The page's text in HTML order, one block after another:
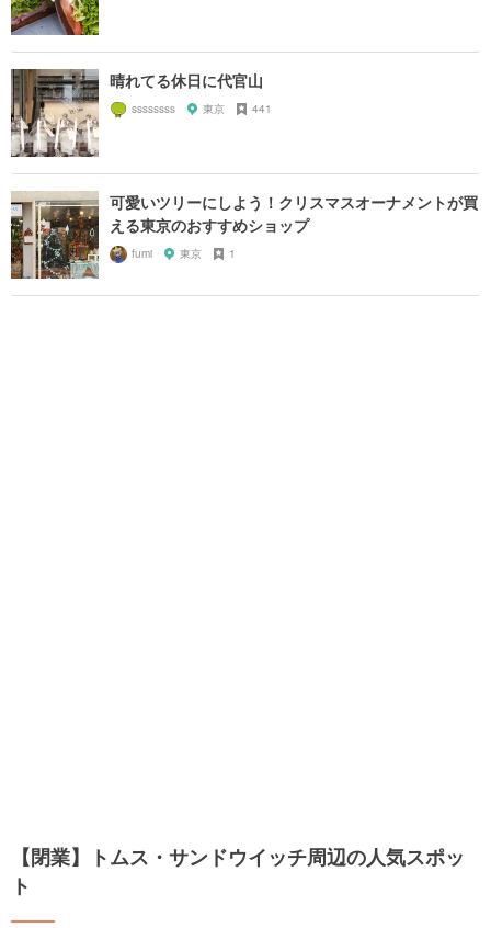
晴れてる休日に代官山
ssssssss 東京 441
可愛いツリーにしよう！クリスマスオーナメントが買
える東京のおすすめショップ
fumi 東京 1
【閉業】トムス・サンドウイッチ周辺の人気スポッ
ト